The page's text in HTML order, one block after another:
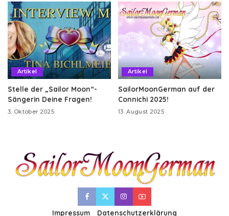
Artikel
Stelle der „Sailor Moon“-
Sängerin Deine Fragen!
3. Oktober 2025
Artikel
SailorMoonGerman auf der
Connichi 2025!
13. August 2025
Impressum Datenschutzerklärung